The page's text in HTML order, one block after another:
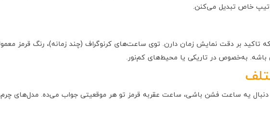
تیپ خاص تبدیل می‌کنن.
بر دقت نمایش زمان دارن. توی ساعت‌های کرنوگراف (چند زمانه)، رنگ قرمز معمولاً
باشه. به‌خصوص در تاریکی یا محیط‌های کم‌نور.
یه ساعت فشن باشی، ساعت عقربه قرمز تو هر موقعیتی جواب می‌ده. مدل‌های چرم،